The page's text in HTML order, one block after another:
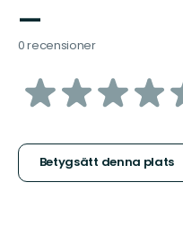
—
0 recensioner
av
stjärnor
Betygsätt denna plats